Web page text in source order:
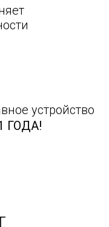
устройство
ГОДА!